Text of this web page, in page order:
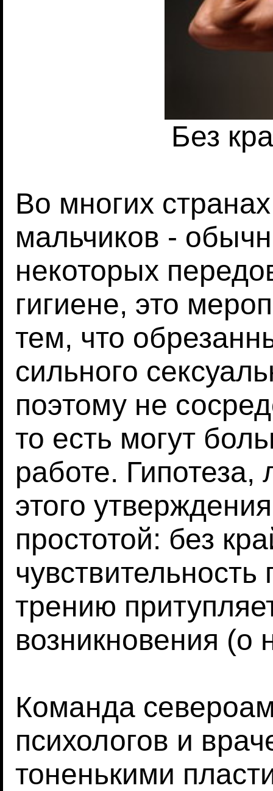
Без
Во многих
мальчиков -
некоторых
гигиене, это
тем, что
сильного
поэтому не
то есть могут
работе.
этого
простотой: без
чувствительность
трению
возникновения (о
Команда
психологов и
тоненькими